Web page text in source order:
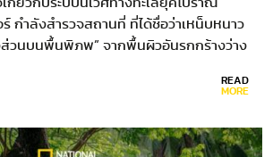
เกี่ยวกับระบบนิเวศทางทะเลยุคโบราณ
กำลังสำรวจสถานที่ ที่ได้ชื่อว่าเหน็บหนาว
วนบนพื้นพิภพ” จากพื้นผิวอันรกกร้างว่าง
READ
MORE